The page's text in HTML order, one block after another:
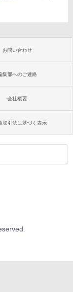
お問い合わせ
集部へのご連絡
会社概要
取引法に基づく表示